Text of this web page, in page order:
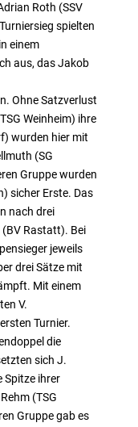
Roth (SSV
spielten
einem
aus, das Jakob
Ohne Satzverlust
Weinheim) ihre
wurden hier mit
(SG
Gruppe wurden
sicher Erste. Das
nach drei
Rastatt). Bei
jeweils
drei Sätze mit
Mit einem
V.
Turnier.
die
sich J.
Spitze ihrer
(TSG
Gruppe gab es